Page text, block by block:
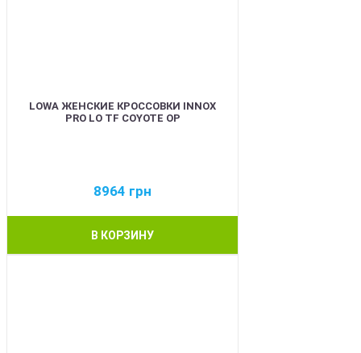
LOWA ЖЕНСКИЕ КРОССОВКИ INNOX
PRO LO TF COYOTE OP
8964 грн
В КОРЗИНУ